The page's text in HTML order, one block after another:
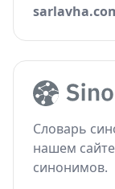
Словарь
нашем
синонимов.